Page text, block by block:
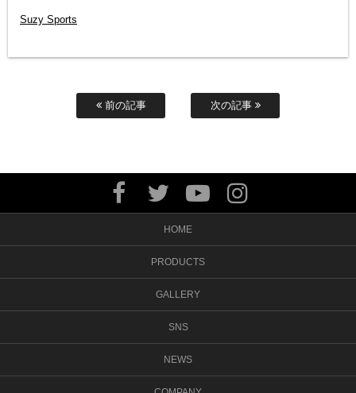
Suzy Sports
前の記事 次の記事
HOME
PRODUCTS
GALLERY
SNS
NEWS